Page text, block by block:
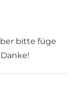
bitte füge